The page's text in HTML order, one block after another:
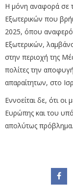
Η μόνη αναφορά σε
Εξωτερικών που
2025, όπου
Εξωτερικών,
στην περιοχή της
πολίτες την
απαραίτητων, στο
Εννοείται δε, ότι οι
Ευρώπης και του
απολύτως πρόβλημα.